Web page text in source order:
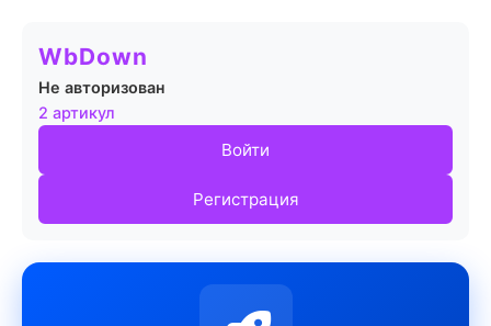
WbDown
Не авторизован
2 артикул
Войти
Регистрация